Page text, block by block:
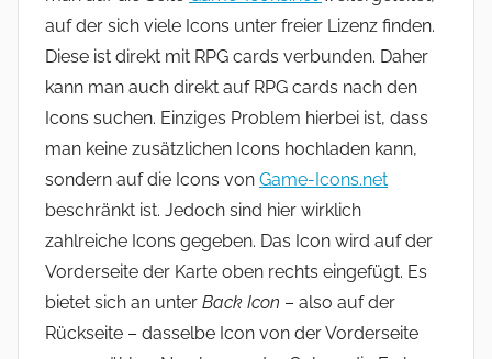
auf der sich viele Icons unter freier Lizenz finden.
Diese ist direkt mit RPG cards verbunden. Daher
kann man auch direkt auf RPG cards nach den
Icons suchen. Einziges Problem hierbei ist, dass
man keine zusätzlichen Icons hochladen kann,
sondern auf die Icons von Game-Icons.net
beschränkt ist. Jedoch sind hier wirklich
zahlreiche Icons gegeben. Das Icon wird auf der
Vorderseite der Karte oben rechts eingefügt. Es
bietet sich an unter Back Icon – also auf der
Rückseite – dasselbe Icon von der Vorderseite